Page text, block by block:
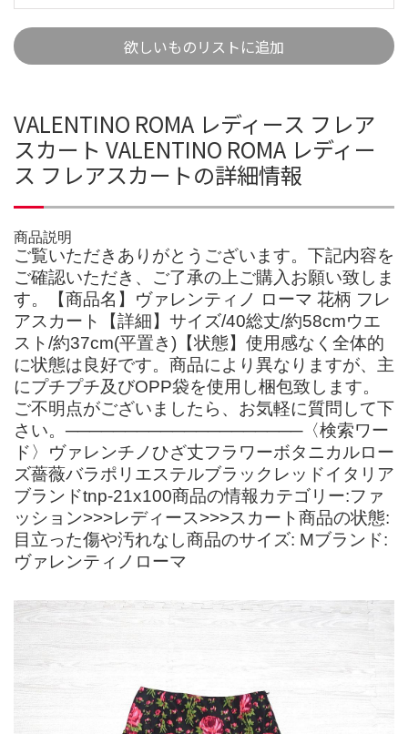
欲しいものリストに追加
VALENTINO ROMA レディース フレア
スカート VALENTINO ROMA レディー
ス フレアスカートの詳細情報
商品説明
ご覧いただきありがとうございます。下記内容を
ご確認いただき、ご了承の上ご購入お願い致しま
す。【商品名】ヴァレンティノ ローマ 花柄 フレ
アスカート【詳細】サイズ/40総丈/約58cmウエ
スト/約37cm(平置き)【状態】使用感なく全体的
に状態は良好です。商品により異なりますが、主
にプチプチ及びOPP袋を使用し梱包致します。
ご不明点がございましたら、お気軽に質問して下
さい。────────────────────〈検索ワー
ド〉ヴァレンチノひざ丈フラワーボタニカルロー
ズ薔薇バラポリエステルブラックレッドイタリア
ブランドtnp-21x100商品の情報カテゴリー:ファ
ッション>>>レディース>>>スカート商品の状態:
目立った傷や汚れなし商品のサイズ: Mブランド:
ヴァレンティノローマ